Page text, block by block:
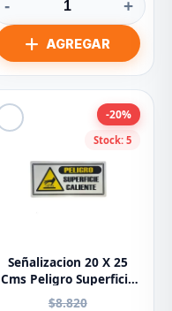
- +
Stock: 5
-20%
Señalizacion 20 X 25
Cms Peligro Superficie
Caliente
$8.820